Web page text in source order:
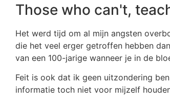
Those who can't,
Het werd tijd om al mijn angsten
die het veel erger getroffen hebben
van een 100-jarige wanneer je in de
Feit is ook dat ik geen uitzondering
informatie toch niet voor mijzelf